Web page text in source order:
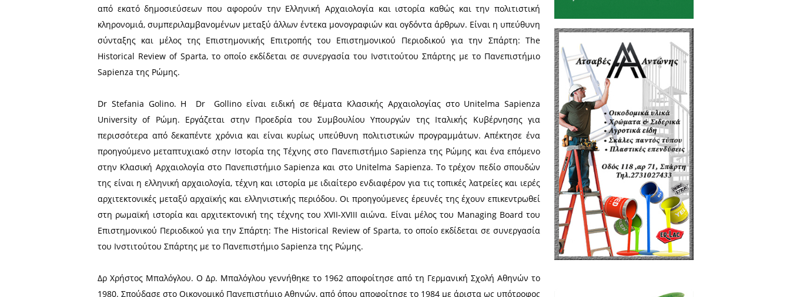
του του Ινστιτούτου Σπάρτης με το Πανεπιστήμιο Sapienza της Ρώμης.
Δρ Κωνσταντίνος Κολιόπουλος. Ο Δρ. Κολιόπουλος είναι καθηγητής του Τμήματος Διεθνών, Ευρωπαϊκών και
Περιφερειακών Σπουδών του Παντείου Πανεπιστημίου, διδάκτορ Στρατηγικών Σπουδών από το Πανεπιστήμιο
του Λάνκαστερ, διδάσκει από το 1998-1999 Διεθνείς Σχέσεις και Στρατηγικές Σπουδές σε μια σειρά ανώτερων
σχολών των Ελληνικών Ενόπλων Δυνάμεων. Επί σειρά ετών είναι καθηγητής Στρατηγικών Σπουδών στη Σχολή
Εθνικής Άμυνας (ΣΕΘΑ), η οποία τον έχει ανακηρύξει Επίτιμο Διαλέκτη. Έχει συγγράψει βιβλία σχετικά με τη
Σπάρτη και την αρχαιότητα στον τομέα της Στρατηγικής, όπως: Η Υψηλή Στρατηγική της Αρχαίας Σπάρτης, 750-
192 π.Χ. (2001). Η στρατηγική σκέψη από την αρχαιότητα έως σήμερα (2008). Thucydides on Strategy: Athenian
and Spartan Grand Strategies in the Peloponnesian War, and their Relevance Today [μαζί με τον Αθ. Πλατιά]
(2010), και συγγράμματα σχετικά με σύγχρονα θέματα στρατηγικής και πολέμου. Είναι μέλος της Επιστημονικής
Επιτροπής του Επιστημονικού Περιοδικού για την Σπάρτη: The Historical Review of Sparta, το οποίο εκδίδεται
σε συνεργασία του Ινστιτούτου Σπάρτης με το πανεπιστήμιο Sapienza της Ρώμης.
Dr Rita Sassu. Η Dr Sassu είναι Επίκουρη Καθηγήτρια Κλασικής Αρχαιολογίας στο Πανεπιστήμιο Unitelma